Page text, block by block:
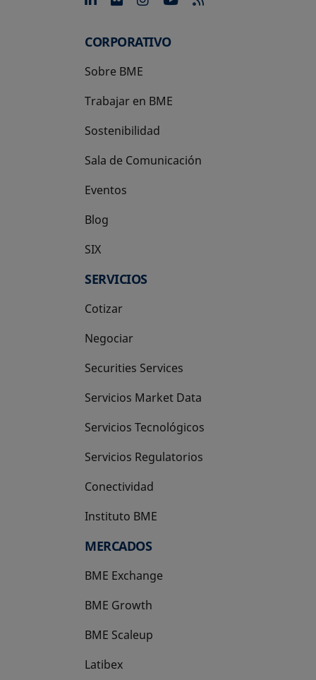
CORPORATIVO
Sobre BME
Trabajar en BME
Sostenibilidad
Sala de Comunicación
Eventos
Blog
SIX
se abre en una pestaña nueva
SERVICIOS
Cotizar
Negociar
Securities Services
Servicios Market Data
Servicios Tecnológicos
Servicios Regulatorios
Conectividad
Instituto BME
se abre en una pestaña nueva
MERCADOS
BME Exchange
BME Growth
se abre en una pestaña nueva
BME Scaleup
se abre en una pestaña nueva
Latibex
se abre en una pestaña nueva